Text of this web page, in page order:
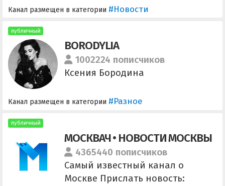
ПЛЮСЫ БЫТЬ С НАМИ: Вы в
По вопросам сотрудничества
@alexander08080808
Канал размещен в категории #Новости
публичный
BORODYLIA
1002224 пописчиков
Ксения Бородина
Канал размещен в категории #Разное
публичный
МОСКВАЧ • НОВОСТИ МОСКВЫ
4365440 пописчиков
Самый известный канал о
Москве Прислать новость: